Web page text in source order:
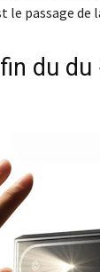
le passage
du